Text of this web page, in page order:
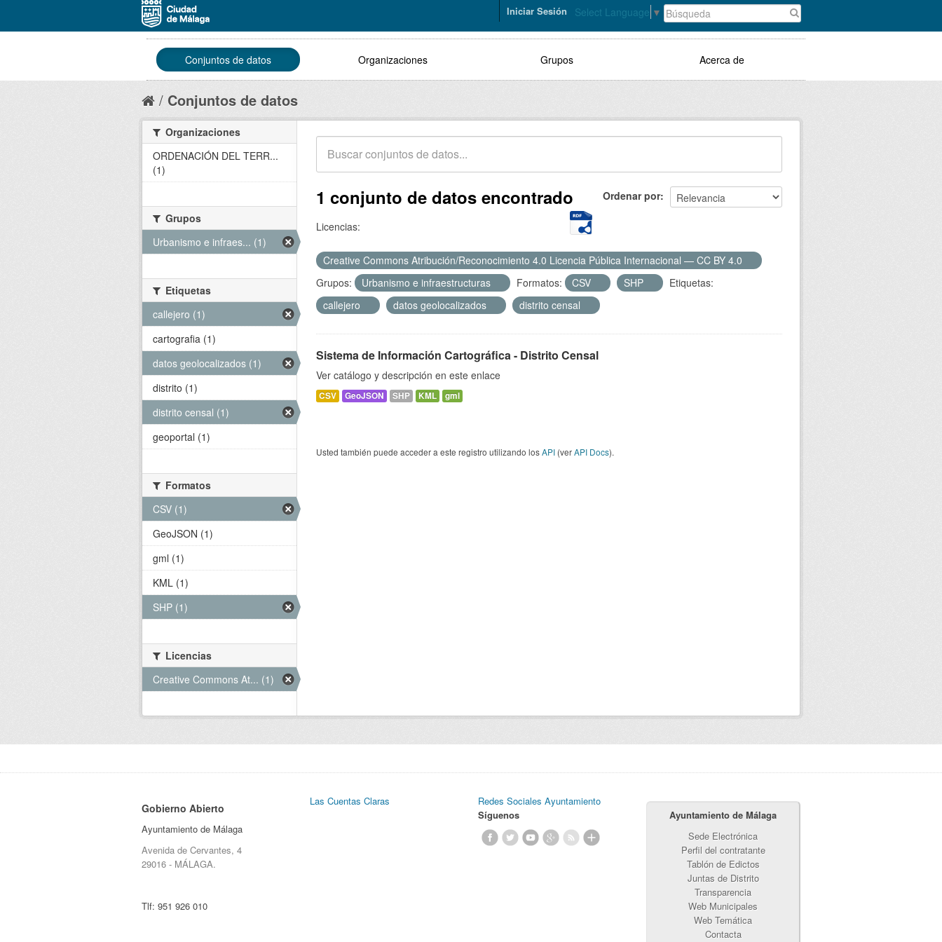
Select Language ▼
Iniciar Sesión
Conjuntos de datos Organizaciones Grupos Acerca de
Conjuntos de datos
Ordenar por
1 conjunto de datos encontrado
Licencias:
Creative Commons Atribución/Reconocimiento 4.0 Licencia Pública Internacional — CC BY 4.0
Grupos:
Urbanismo e infraestructuras Formatos: CSV SHP
Etiquetas:
callejero
datos geolocalizados distrito censal
Sistema de Información Cartográfica - Distrito Censal
Ver catálogo y descripción en este enlace
CSV GeoJSON SHP KML gml
Usted también puede acceder a este registro utilizando losAPI (verAPI Docs).
Organizaciones
ORDENACIÓN DEL TERR...
(1)
Grupos
Urbanismo e infraes... (1)
Etiquetas
callejero (1)
cartografia (1)
datos geolocalizados (1)
distrito (1)
distrito censal (1)
geoportal (1)
Formatos
CSV (1)
GeoJSON (1)
gml (1)
KML (1)
SHP (1)
Licencias
Creative Commons At... (1)
Gobierno Abierto
Ayuntamiento de Málaga
Avenida de Cervantes, 4
29016 - MÁLAGA.
Tlf: 951 926 010
Las Cuentas Claras
Redes Sociales Ayuntamiento
Síguenos
Ayuntamiento de Málaga
Sede Electrónica
Perfil del contratante
Tablón de Edictos
Juntas de Distrito
Transparencia
Web Municipales
Web Temática
Contacta